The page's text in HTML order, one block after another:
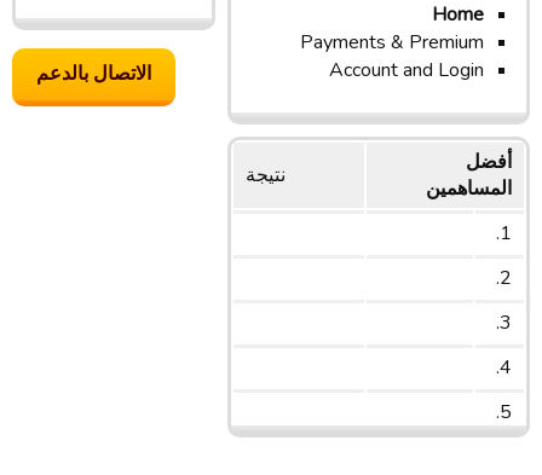
Home
Payments & Premium
Account and Login
أفضل
المساهمين
نتیجة
1.
2.
3.
4.
5.
الاتصال بالدعم